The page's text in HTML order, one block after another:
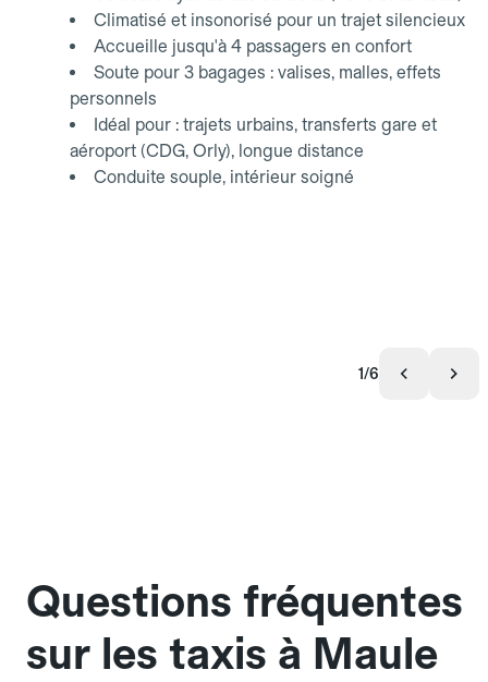
Climatisé et insonorisé pour un trajet silencieux
Accueille jusqu'à 4 passagers en confort
Soute pour 3 bagages : valises, malles, effets
personnels
Idéal pour : trajets urbains, transferts gare et
aéroport (CDG, Orly), longue distance
Conduite souple, intérieur soigné
1/6
Questions fréquentes
sur les taxis à Maule